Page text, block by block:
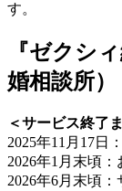
す。
『ゼクシ
婚相談所）
＜サービス終了
2025年11月17日
2026年1月末頃
2026年6月末頃